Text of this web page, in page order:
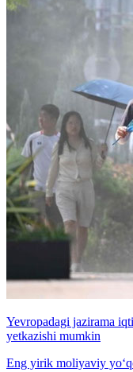
Yevropadagi jazirama
yetkazishi mumkin
Eng yirik moliyaviy